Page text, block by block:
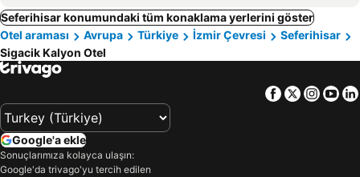
Seferihisar konumundaki tüm konaklama yerlerini göster
Otel araması
Avrupa Türkiye İzmir Çevresi
Seferihisar
Sigacik Kalyon Otel
Facebook
Twitter
Google'a ekle
Sonuçlarımıza kolayca ulaşın:
Google'da trivago'yu tercih edilen